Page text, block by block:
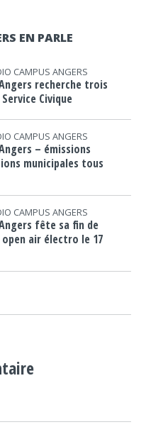
EN PARLE
CAMPUS ANGERS
recherche trois
Civique
CAMPUS ANGERS
– émissions
municipales tous
CAMPUS ANGERS
fête sa fin de
open air électro le 17